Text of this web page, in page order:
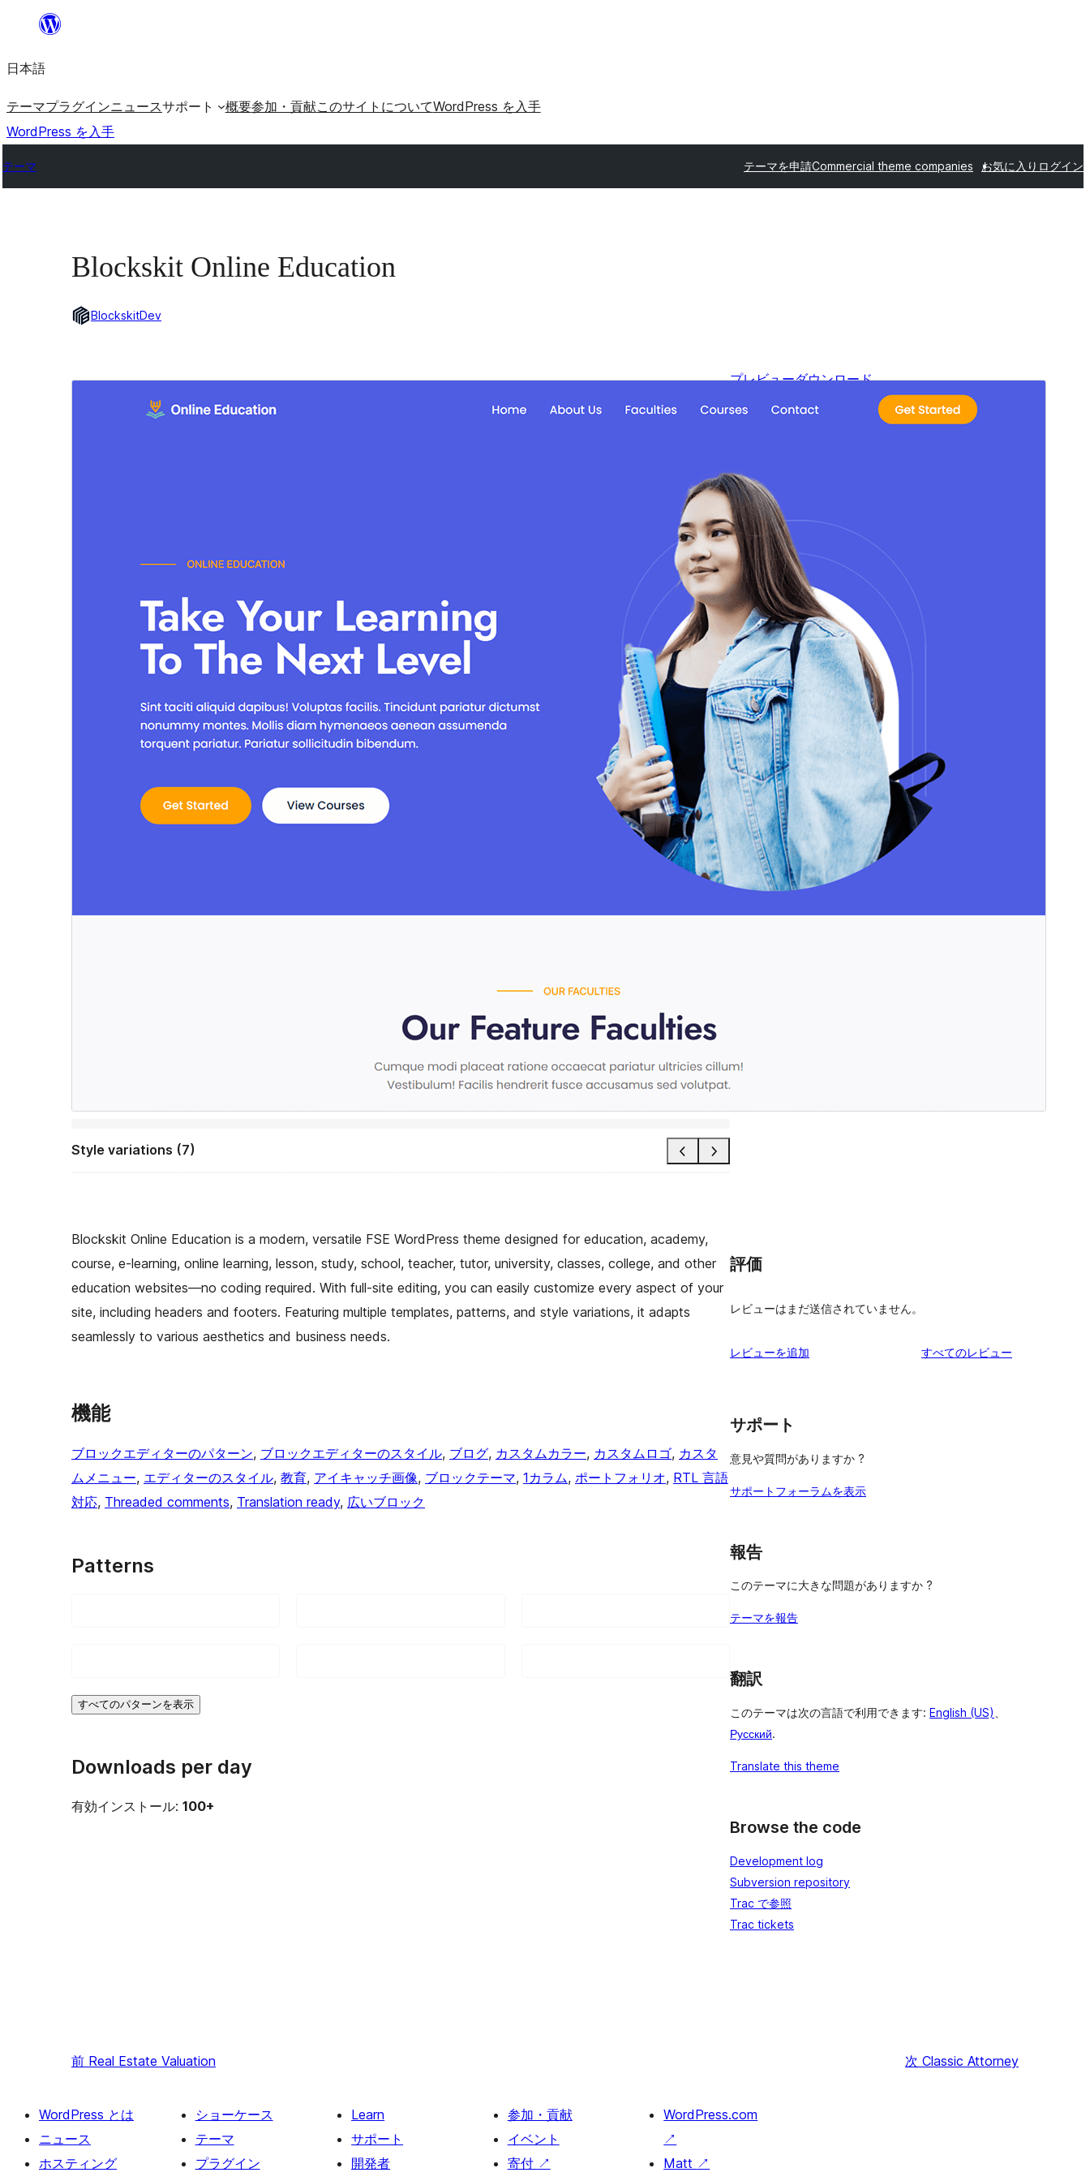
を
ッ
プ
日本語
テーマプラグインニュースサポート 概要参加・貢献このサイトについてWordPress を入手
WordPress を入手
テーマ テーマを申請Commercial theme companies お気に入り ログイン
Blockskit Online Education
BlockskitDev
Style variations (7)
プレビューダウンロード
Blockskit Baseの子テーマです。
バージョン
最終更新日
有効インストール数
WordPress バージョン
PHP バージョン
テーマのホームページ
Blockskit Online Education is a modern, versatile FSE WordPress theme designed for education, academy,
course, e-learning, online learning, lesson, study, school, teacher, tutor, university, classes, college, and other
education websites—no coding required. With full-site editing, you can easily customize every aspect of your
site, including headers and footers. Featuring multiple templates, patterns, and style variations, it adapts
seamlessly to various aesthetics and business needs.
機能
ブロックエディターのパターン, ブロックエディターのスタイル, ブログ, カスタムカラー, カスタムロゴ, カスタ
ムメニュー, エディターのスタイル, 教育, アイキャッチ画像, ブロックテーマ, 1カラム, ポートフォリオ, RTL 言語
対応, Threaded comments, Translation ready, 広いブロック
Patterns
すべてのパターンを表示
Downloads per day
有効インストール: 100+
評価
レビューはまだ送信されていません。
レビューを追加 すべてのレビュー
サポート
意見や質問がありますか ?
サポートフォーラムを表示
報告
このテーマに大きな問題がありますか ?
テーマを報告
翻訳
このテーマは次の言語で利用できます: English (US)
Русский.
Translate this theme
Browse the code
Development log
Subversion repository
Trac で参照
Trac tickets
前 Real Estate Valuation 次 Classic Attorney
WordPress とは
ニュース
ホスティング
ショーケース
テーマ
プラグイン
Learn
サポート
開発者
参加・貢献
イベント
寄付 ↗
WordPress.com
↗
Matt ↗